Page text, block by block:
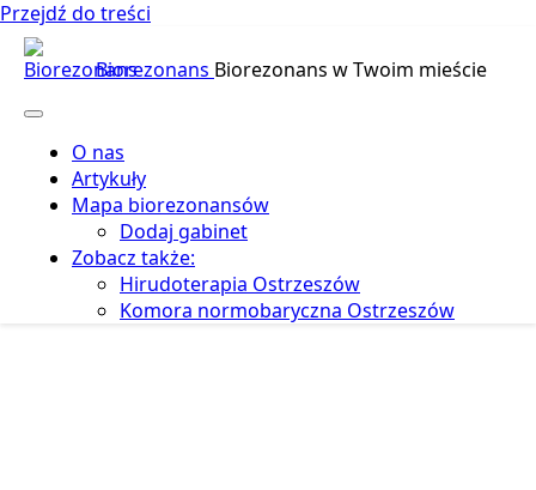
Przejdź do treści
Biorezonans Biorezonans w Twoim mieście
O nas
Artykuły
Mapa biorezonansów
Dodaj gabinet
Zobacz także:
Hirudoterapia Ostrzeszów
Komora normobaryczna Ostrzeszów